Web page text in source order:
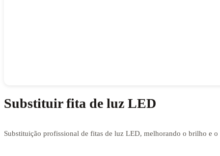
Substituir fita de luz LED
Substituição profissional de fitas de luz LED, melhorando o brilho e o